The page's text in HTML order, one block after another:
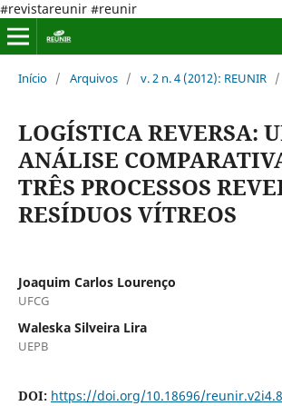
#revistareunir #reunir
Início / Arquivos / v. 2 n. 4 (2012): REUNIR /
LOGÍSTICA REVERSA:
ANÁLISE
TRÊS PROCESSOS
RESÍDUOS VÍTREOS
Joaquim Carlos Lourenço
UFCG
Waleska Silveira Lira
UEPB
DOI: https://doi.org/10.18696/